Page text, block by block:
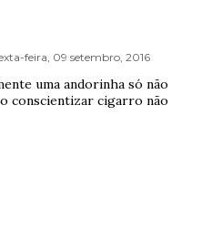
feira, 09 setembro, 2016
uma andorinha só não
conscientizar cigarro não